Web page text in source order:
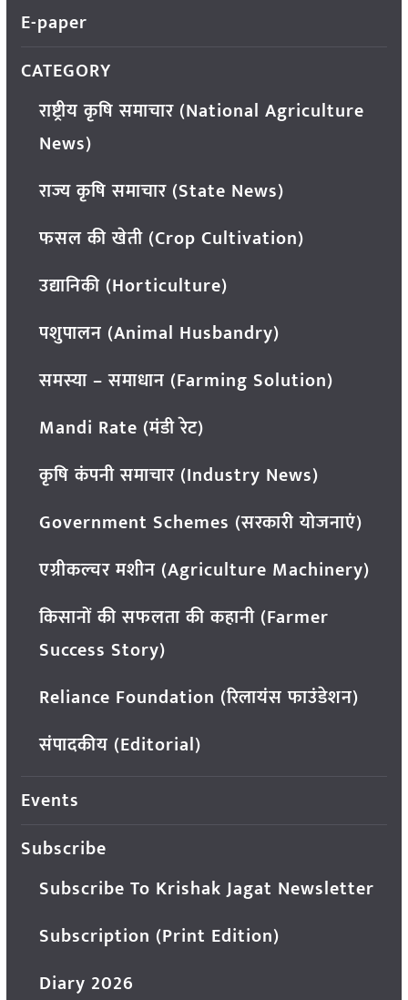
E-paper
CATEGORY
राष्ट्रीय कृषि समाचार (National Agriculture
News)
राज्य कृषि समाचार (State News)
फसल की खेती (Crop Cultivation)
उद्यानिकी (Horticulture)
पशुपालन (Animal Husbandry)
समस्या – समाधान (Farming Solution)
Mandi Rate (मंडी रेट)
कृषि कंपनी समाचार (Industry News)
Government Schemes (सरकारी योजनाएं)
एग्रीकल्चर मशीन (Agriculture Machinery)
किसानों की सफलता की कहानी (Farmer
Success Story)
Reliance Foundation (रिलायंस फाउंडेशन)
संपादकीय (Editorial)
Events
Subscribe
Subscribe To Krishak Jagat Newsletter
Subscription (Print Edition)
Diary 2026